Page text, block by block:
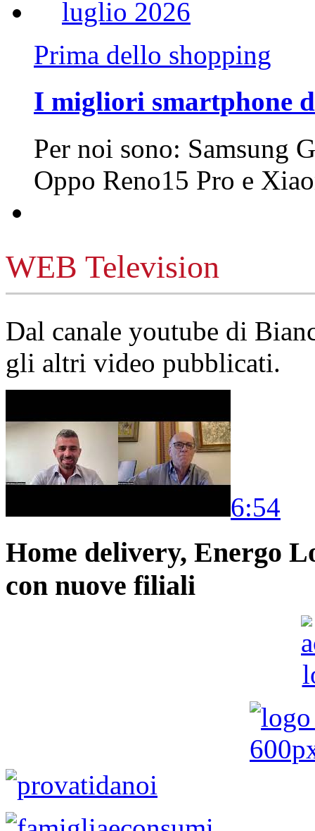
Prima dello shopping
I migliori smartphone
Per noi sono: Samsung
Oppo Reno15 Pro e
WEB Television
Dal canale youtube di
gli altri video pubblicati.
6:54
Home delivery, Energo
con nuove filiali